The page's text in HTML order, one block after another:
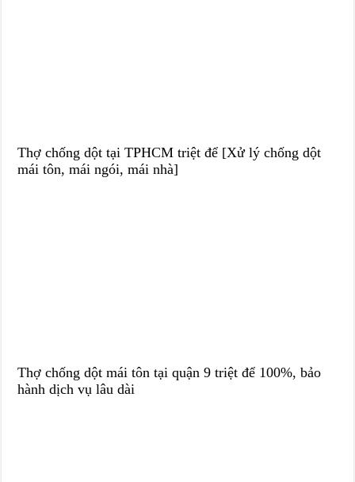
Thợ chống dột tại TPHCM triệt để [Xử lý chống dột
mái tôn, mái ngói, mái nhà]
Thợ chống dột mái tôn tại quận 9 triệt để 100%, bảo
hành dịch vụ lâu dài